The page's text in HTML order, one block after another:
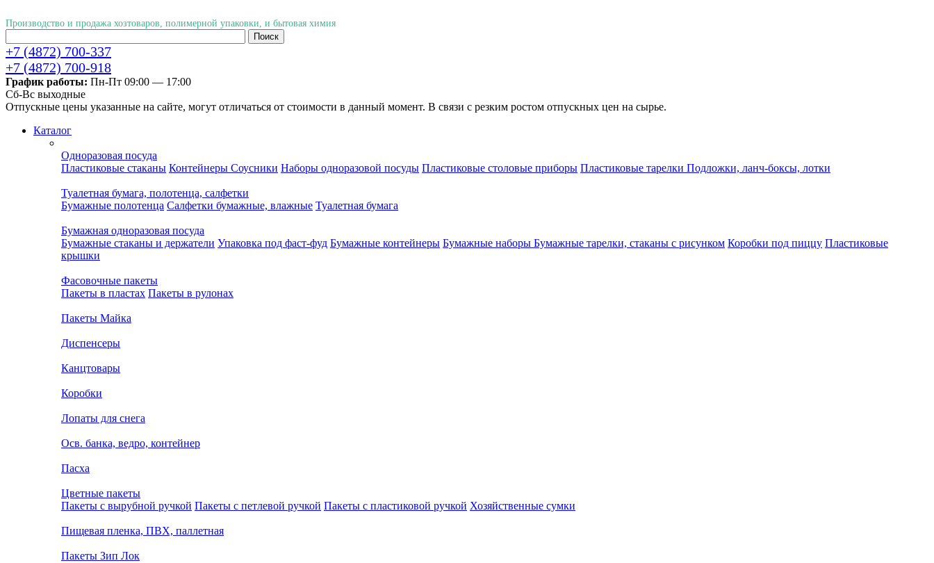
Производство и продажа хозтоваров, полимерной упаковки, и бытовая химия
+7 (4872) 700-337
+7 (4872) 700-918
График работы: Пн-Пт 09:00 — 17:00
Cб-Вс выходные
Отпускные цены указанные на сайте, могут отличаться от стоимости в данный момент. В связи с резким ростом отпускных цен на сырье.
Каталог
Одноразовая посуда
Пластиковые стаканы Контейнеры Соусники Наборы одноразовой посуды Пластиковые столовые приборы Пластиковые тарелки Подложки, ланч-боксы, лотки
Туалетная бумага, полотенца, салфетки
Бумажные полотенца Салфетки бумажные, влажные Туалетная бумага
Бумажная одноразовая посуда
Бумажные стаканы и держатели Упаковка под фаст-фуд Бумажные контейнеры Бумажные наборы Бумажные тарелки, стаканы с рисунком Коробки под пиццу Пластиковые
крышки
Фасовочные пакеты
Пакеты в пластах Пакеты в рулонах
Пакеты Майка
Диспенсеры
Канцтовары
Коробки
Лопаты для снега
Осв. банка, ведро, контейнер
Пасха
Цветные пакеты
Пакеты с вырубной ручкой Пакеты с петлевой ручкой Пакеты с пластиковой ручкой Хозяйственные сумки
Пищевая пленка, ПВХ, паллетная
Пакеты Зип Лок